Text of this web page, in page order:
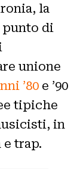
la
di
unione
’80 e ’90
tipiche
in
trap.